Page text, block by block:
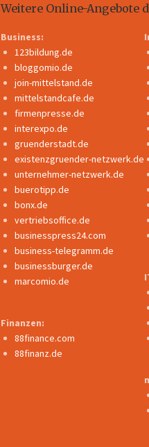
Weitere Online-Angebote
Business:
123bildung.de
bloggomio.de
join-mittelstand.de
mittelstandcafe.de
firmenpresse.de
interexpo.de
gruenderstadt.de
existenzgruender-netzwerk.de
unternehmer-netzwerk.de
buerotipp.de
bonx.de
vertriebsoffice.de
businesspress24.com
business-telegramm.de
businessburger.de
marcomio.de
Finanzen:
88finance.com
88finanz.de